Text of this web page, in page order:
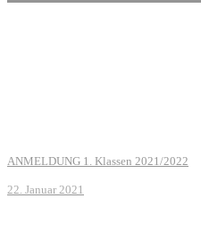
ANMELDUNG 1. Klassen 2021/2022
22. Januar 2021